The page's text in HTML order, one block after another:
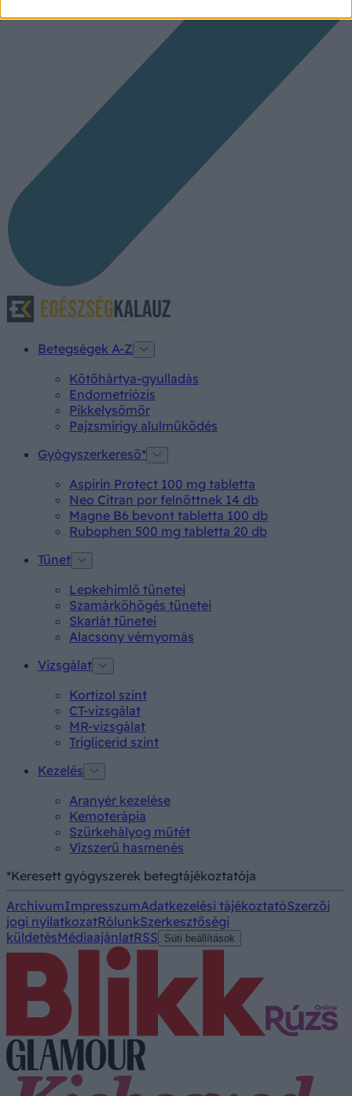
Betegségek A-Z
Kötőhártya-gyulladás
Endometriózis
Pikkelysömör
Pajzsmirigy alulműködés
Gyógyszerkereső*
Aspirin Protect 100 mg tabletta
Neo Citran por felnőttnek 14 db
Magne B6 bevont tabletta 100 db
Rubophen 500 mg tabletta 20 db
Tünet
Lepkehimlő tünetei
Szamárköhögés tünetei
Skarlát tünetei
Alacsony vérnyomás
Vizsgálat
Kortizol szint
CT-vizsgálat
MR-vizsgálat
Triglicerid szint
Kezelés
Aranyér kezelése
Kemoterápia
Szürkehályog műtét
Vízszerű hasmenés
*Keresett gyógyszerek betegtájékoztatója
ArchívumImpresszumAdatkezelési tájékoztatóSzerzői
jogi nyilatkozatRólunkSzerkesztőségi
küldetésMédiaajánlatRSS Süti beállítások